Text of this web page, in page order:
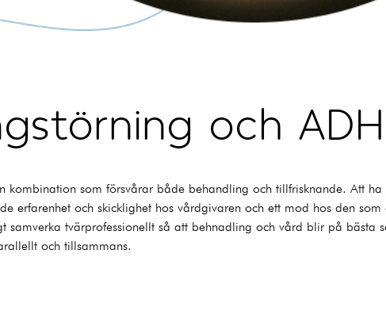
och
kombination som försvårar både behandling och tillfrisknande. Att
erfarenhet och skicklighet hos vårdgivaren och ett mod hos den
samverka tvärprofessionellt så att behnadling och vård blir på bästa
och tillsammans.